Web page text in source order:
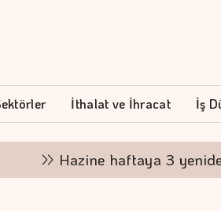
İthalat ve İhracat İş
Hazine haftaya 3 yeniden